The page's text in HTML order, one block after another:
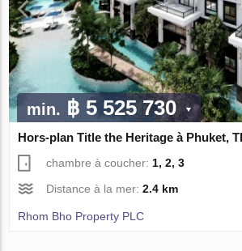
min. ฿ 5 525 730
Hors-plan Title the Heritage à Phuket,
chambre à coucher:1, 2, 3
Distance à la mer:2.4 km
Rhom Bho Property PLC